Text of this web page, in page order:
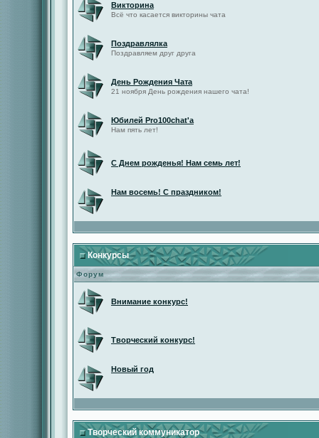
Викторина
Всё что касается викторины чата
Поздравлялка
Поздравляем друг друга
День Рождения Чата
21 ноября День рождения нашего чата!
Юбилей Pro100chat'а
Нам пять лет!
С Днем рожденья! Нам семь лет!
Нам восемь! С праздником!
Конкурсы
Форум
Внимание конкурс!
Творческий конкурс!
Новый год
Творческий коммуникатор